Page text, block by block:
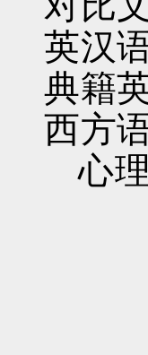
英汉
典籍
西方
心